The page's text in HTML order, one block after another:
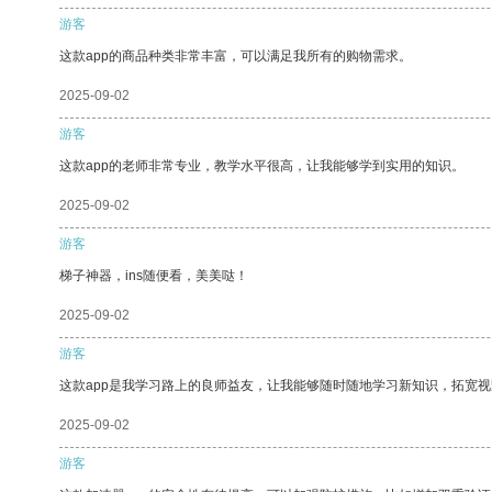
游客
这款app的商品种类非常丰富，可以满足我所有的购物需求。
2025-09-02
游客
这款app的老师非常专业，教学水平很高，让我能够学到实用的知识。
2025-09-02
游客
梯子神器，ins随便看，美美哒！
2025-09-02
游客
这款app是我学习路上的良师益友，让我能够随时随地学习新知识，拓宽
2025-09-02
游客